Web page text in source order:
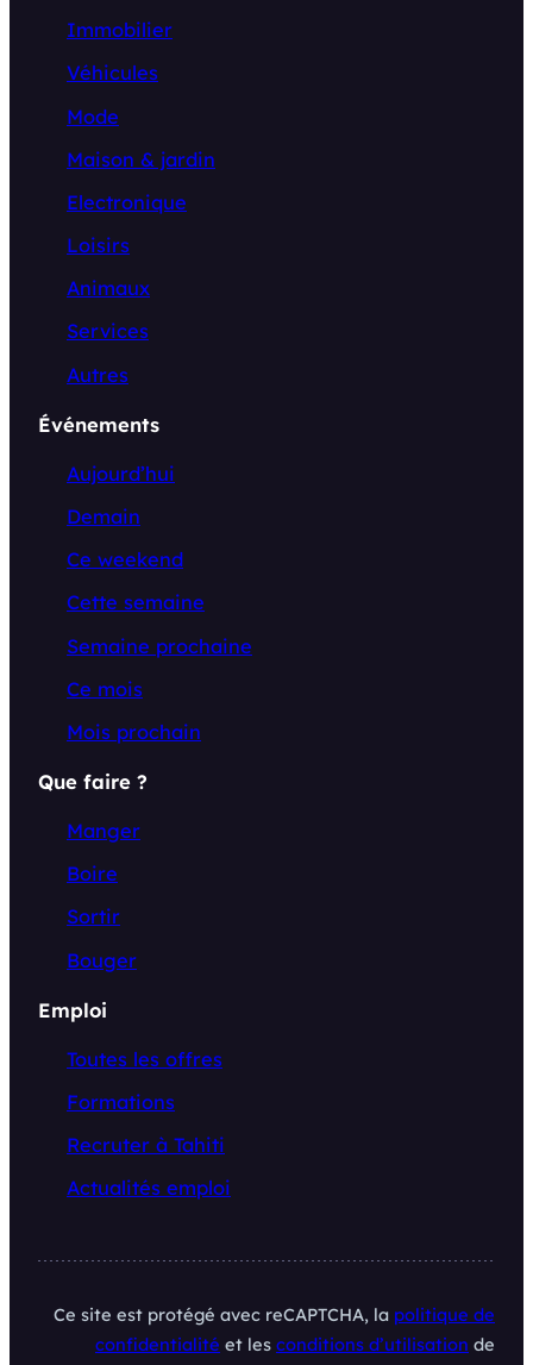
Immobilier
Véhicules
Mode
Maison & jardin
Electronique
Loisirs
Animaux
Services
Autres
Événements
Aujourd’hui
Demain
Ce weekend
Cette semaine
Semaine prochaine
Ce mois
Mois prochain
Que faire ?
Manger
Boire
Sortir
Bouger
Emploi
Toutes les offres
Formations
Recruter à Tahiti
Actualités emploi
Ce site est protégé avec reCAPTCHA, la politique de
confidentialité et les conditions d’utilisation de